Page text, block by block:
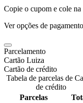
Copie o cupom e cole
Ver opções de pagamento
Parcelamento
Cartão Luiza
Cartão de crédito
Tabela de parcelas de
de crédito
Parcelas